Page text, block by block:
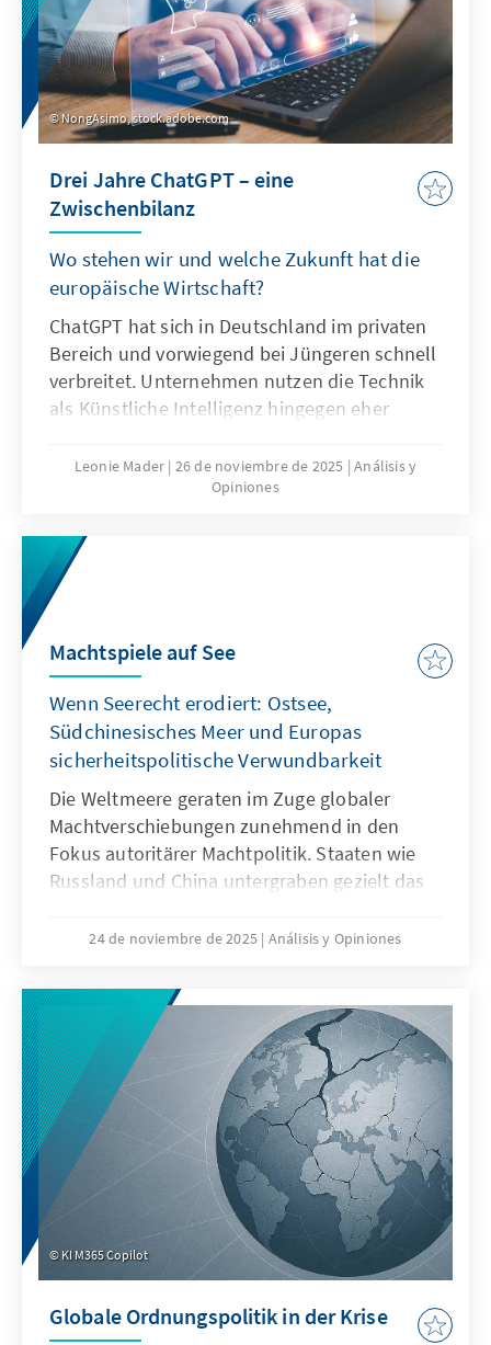
NongAsimo, stock.adobe.com
Drei Jahre ChatGPT – eine
Zwischenbilanz
Wo stehen wir und welche Zukunft hat die
europäische Wirtschaft?
ChatGPT hat sich in Deutschland im privaten
Bereich und vorwiegend bei Jüngeren schnell
verbreitet. Unternehmen nutzen die Technik
als Künstliche Intelligenz hingegen eher
hierfür sind nicht nur technische
Eigenschaften von ChatGPT, sondern auch
oder die Spezifikation. Für Europa geht es
deshalb nicht darum, ChatGPT mit
Verzögerung nachzubauen. Vielmehr gilt es
außereuropäische so anzupassen, dass sie als
Produkte besser zu den institutionalisierten
Strukturen passen.
Leonie Mader 26 de noviembre de 2025 Análisis y
Opiniones
Machtspiele auf See
Wenn Seerecht erodiert: Ostsee,
Südchinesisches Meer und Europas
sicherheitspolitische Verwundbarkeit
Die Weltmeere geraten im Zuge globaler
Machtverschiebungen zunehmend in den
Fokus autoritärer Machtpolitik. Staaten wie
Russland und China untergraben gezielt das
formen – eine Praxis, die als „Lawfare“
Sabotageakte Europas Verwundbarkeit, im
Südchinesischen Meer demonstriert China,
wie Recht zur Machtfrage wird. Beide Fälle
verdeutlichen: Wo das Seerecht unterwandert
wird, geraten Europas Sicherheit,
Handlungsfähigkeit und die regelbasierte
Ordnung ins Wanken.
24 de noviembre de 2025 Análisis y Opiniones
KI M365 Copilot
Globale Ordnungspolitik in der Krise